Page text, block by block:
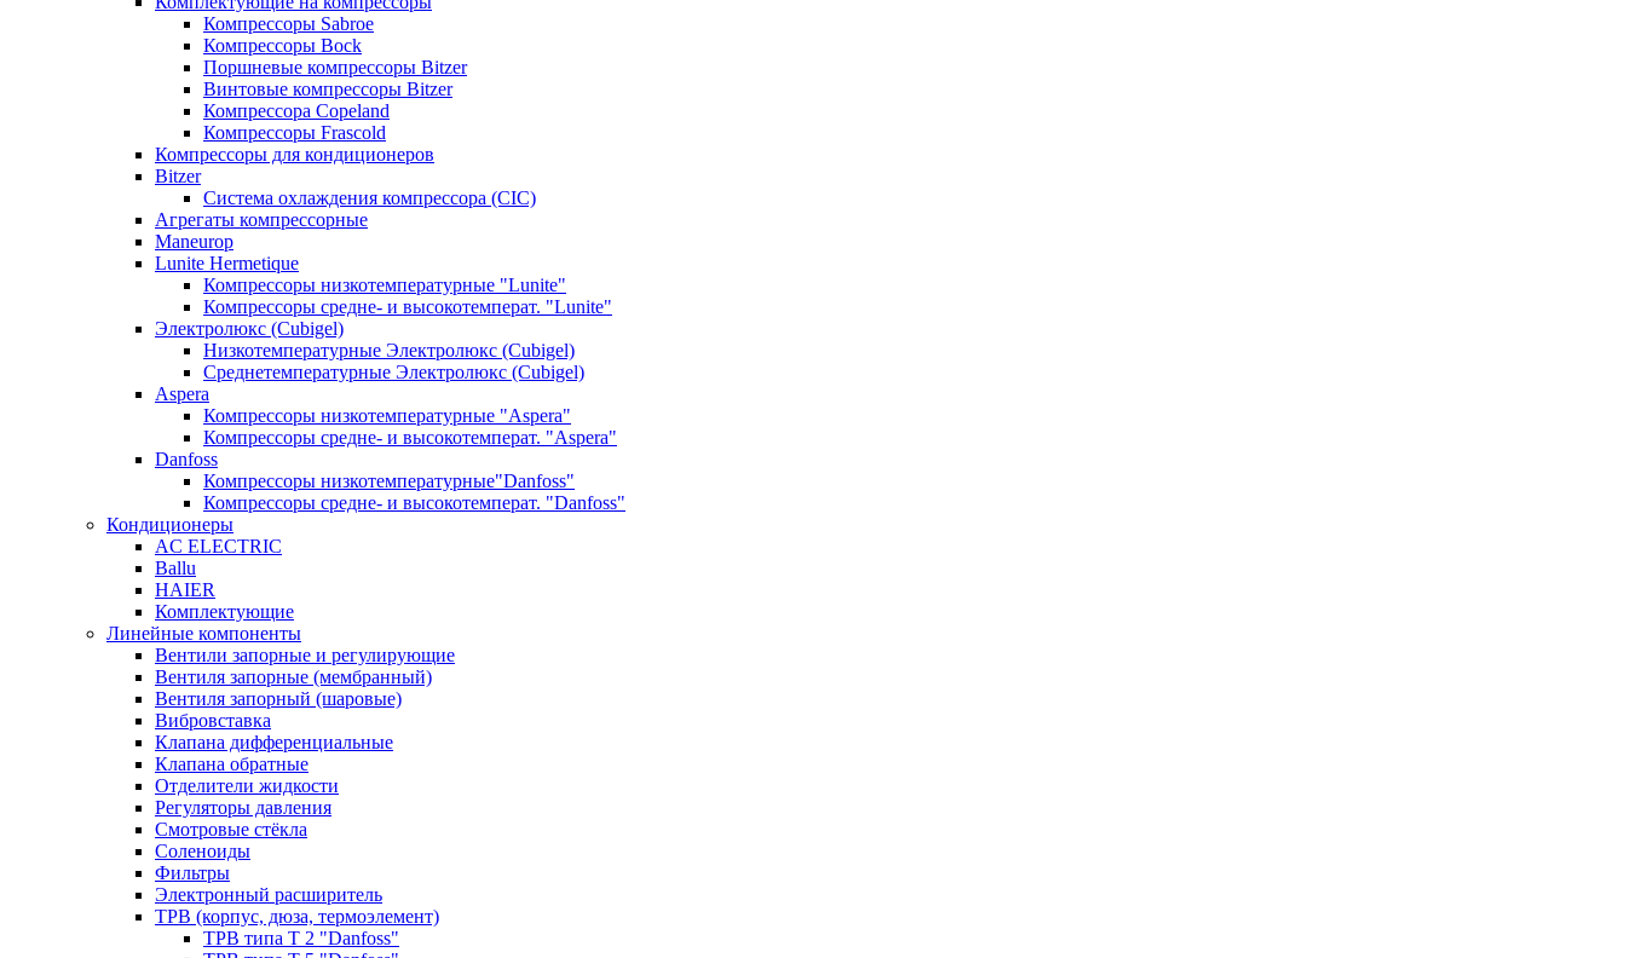
Компрессоры Sabroe
Компрессоры Bock
Поршневые компрессоры Bitzer
Винтовые компрессоры Bitzer
Компрессора Copeland
Компрессоры Frascold
Компрессоры для кондиционеров
Bitzer
Система охлаждения компрессора (CIC)
Агрегаты компрессорные
Maneurop
Lunite Hermetique
Компрессоры низкотемпературные "Lunite"
Компрессоры средне- и высокотемперат. "Lunite"
Электролюкс (Cubigel)
Низкотемпературные Электролюкс (Cubigel)
Среднетемпературные Электролюкс (Cubigel)
Aspera
Компрессоры низкотемпературные "Aspera"
Компрессоры средне- и высокотемперат. "Aspera"
Danfoss
Компрессоры низкотемпературные"Danfoss"
Компрессоры средне- и высокотемперат. "Danfoss"
Кондиционеры
AC ELECTRIC
Ballu
HAIER
Комплектующие
Линейные компоненты
Вентили запорные и регулирующие
Вентиля запорные (мембранный)
Вентиля запорный (шаровые)
Вибровставка
Клапана дифференциальные
Клапана обратные
Отделители жидкости
Регуляторы давления
Смотровые стёкла
Соленоиды
Фильтры
Электронный расширитель
ТРВ (корпус, дюза, термоэлемент)
ТРВ типа Т 2 "Danfoss"